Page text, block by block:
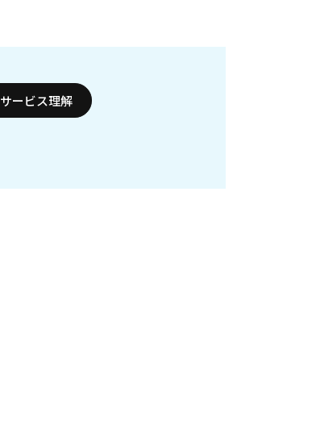
サービス理解